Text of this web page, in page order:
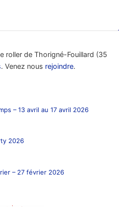
roller de Thorigné-Fouillard (35
. Venez nous rejoindre.
– 13 avril au 17 avril 2026
2026
– 27 février 2026